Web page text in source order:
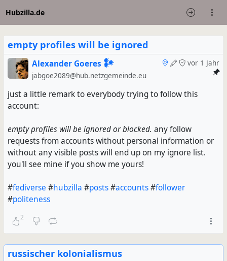
Hubzilla.de
empty profiles will be ignored
vor 1 Jahr
Alexander Goeres 𒀯
jabgoe2089@hub.netzgemeinde.eu
just a little remark to everybody trying to follow this
account:
empty profiles will be ignored or blocked. any follow
requests from accounts without personal information or
without any visible posts will end up on my ignore list.
you'll see mine if you show me yours!
#fediverse #hubzilla #posts#accounts#follower
#politeness
2
russischer kolonialismus